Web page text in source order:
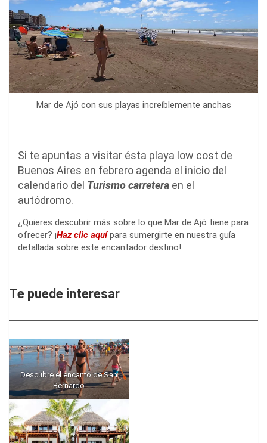
Mar de Ajó con sus playas increíblemente anchas
Si te apuntas a visitar ésta playa low cost de
Buenos Aires en febrero agenda el inicio del
calendario del Turismo carretera en el
autódromo.
¿Quieres descubrir más sobre lo que Mar de Ajó tiene para
ofrecer? ¡Haz clic aquípara sumergirte en nuestra guía
detallada sobre este encantador destino!
Te puede interesar
Descubre el encanto de San
Bernardo